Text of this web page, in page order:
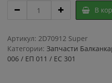
Штепсельное
cоединение
проводами
006.2
12.02.00
В
Артикул: 2D70912 Super
Категории: Запчасти
006 / ЕП 011 / ЕС 301